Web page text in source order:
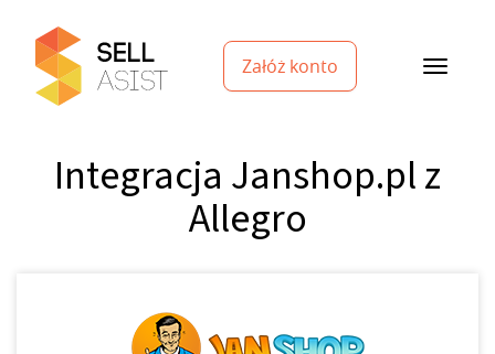
Załóż konto
Integracja Janshop.pl z
Allegro